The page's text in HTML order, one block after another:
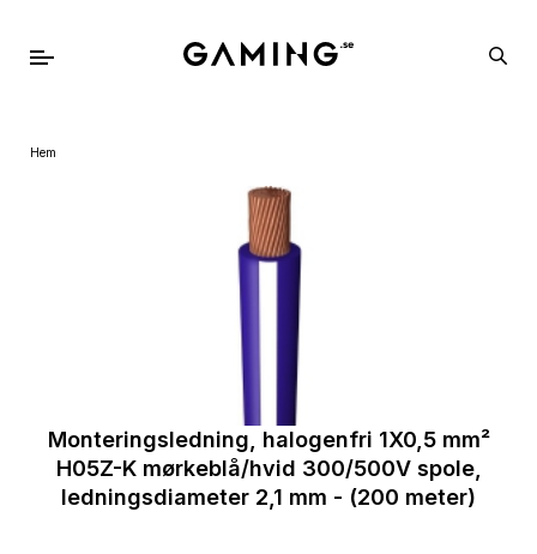
Hem
Monteringsledning, halogenfri 1X0,5 mm²
H05Z-K mørkeblå/hvid 300/500V spole,
ledningsdiameter 2,1 mm - (200 meter)